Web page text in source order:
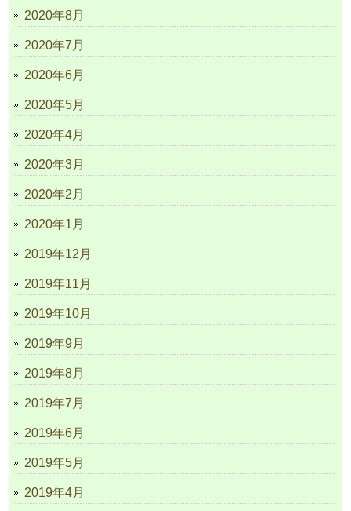
2020年8月
2020年7月
2020年6月
2020年5月
2020年4月
2020年3月
2020年2月
2020年1月
2019年12月
2019年11月
2019年10月
2019年9月
2019年8月
2019年7月
2019年6月
2019年5月
2019年4月